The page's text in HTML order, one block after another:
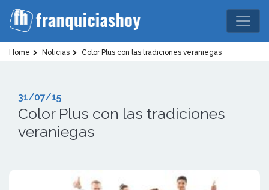
Home Noticias Color Plus con las tradiciones veraniegas
31/07/15
Color Plus con las tradiciones
veraniegas